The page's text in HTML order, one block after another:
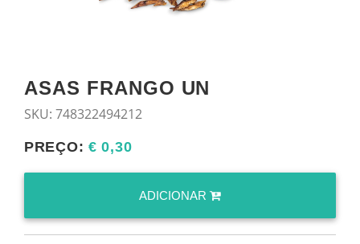
ASAS FRANGO UN
SKU: 748322494212
PREÇO:€ 0,30
ADICIONAR